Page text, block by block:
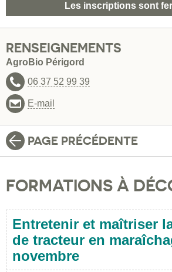
Les inscriptions sont
RENSEIGNEMENTS
AgroBio Périgord
06 37 52 99 39
E-mail
PAGE PRÉCÉDENTE
FORMATIONS À
Entretenir et maîtriser
de tracteur en
novembre